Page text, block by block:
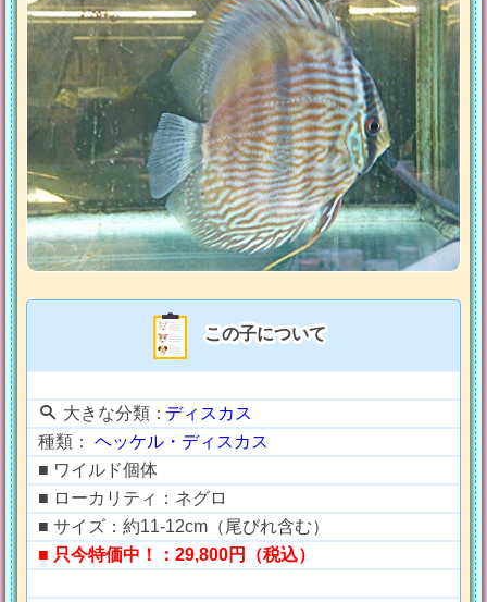
この子について
大きな分類：ディスカス
種類： ヘッケル・ディスカス
■ ワイルド個体
■ ローカリティ：ネグロ
■ サイズ：約11-12cm（尾びれ含む）
■ 只今特価中！：29,800円（税込）